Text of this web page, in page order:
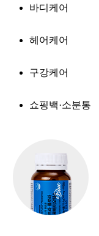
바디케어
헤어케어
구강케어
쇼핑백·소분통